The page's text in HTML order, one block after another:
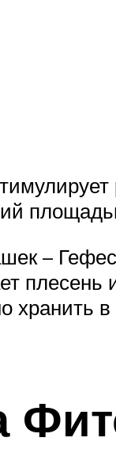
–
плесень